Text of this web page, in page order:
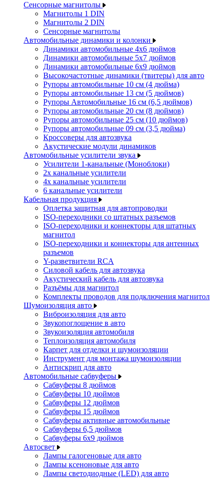
Сенсорные магнитолы
Магнитолы 1 DIN
Магнитолы 2 DIN
Сенсорные магнитолы
Автомобильные динамики и колонки
Динамики автомобильные 4x6 дюймов
Динамики автомобильные 5x7 дюймов
Динамики автомобильные 6x9 дюймов
Высокочастотные динамики (твитеры) для авто
Рупоры автомобильные 10 см (4 дюйма)
Рупоры автомобильные 13 см (5 дюймов)
Рупоры Автомобильные 16 см (6,5 дюймов)
Рупоры автомобильные 20 см (8 дюймов)
Рупоры автомобильные 25 см (10 дюймов)
Рупоры автомобильные 09 см (3,5 дюйма)
Кроссоверы для автозвука
Акустические модули динамиков
Автомобильные усилители звука
Усилители 1-канальные (Моноблоки)
2х канальные усилители
4х канальные усилители
6 канальные усилители
Кабельная продукция
Оплетка защитная для автопроводки
ISO-переходники со штатных разъемов
ISO-переходники и коннекторы для штатных
магнитол
ISO-переходники и коннекторы для антенных
разъемов
Y-разветвители RCA
Силовой кабель для автозвука
Акустический кабель для автозвука
Разъёмы для магнитол
Комплекты проводов для подключения магнитол
Шумоизоляция авто
Виброизоляция для авто
Звукопоглощение в авто
Звукоизоляция автомобиля
Теплоизоляция автомобиля
Карпет для отделки и шумоизоляции
Инструмент для монтажа шумоизоляции
Антискрип для авто
Автомобильные сабвуферы
Сабвуферы 8 дюймов
Сабвуферы 10 дюймов
Сабвуферы 12 дюймов
Сабвуферы 15 дюймов
Сабвуферы активные автомобильные
Сабвуферы 6,5 дюймов
Сабвуферы 6x9 дюймов
Автосвет
Лампы галогеновые для авто
Лампы ксеноновые для авто
Лампы светодиодные (LED) для авто